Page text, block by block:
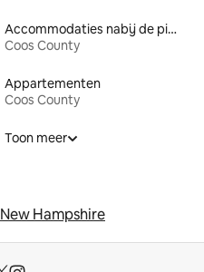
Accommodaties nabij de piste
Coos County
Appartementen
Coos County
Toon meer
New Hampshire